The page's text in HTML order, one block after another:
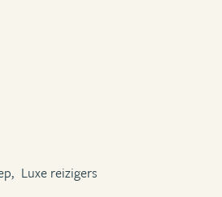
Luxe reizigers